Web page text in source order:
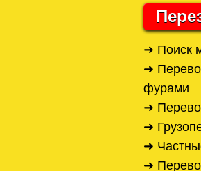
➜ Поиск
➜
фурами
➜
➜
➜
➜